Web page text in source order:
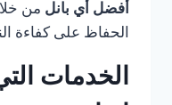
أفضل أي بانل من
الحفاظ على كفاءة
الخدمات